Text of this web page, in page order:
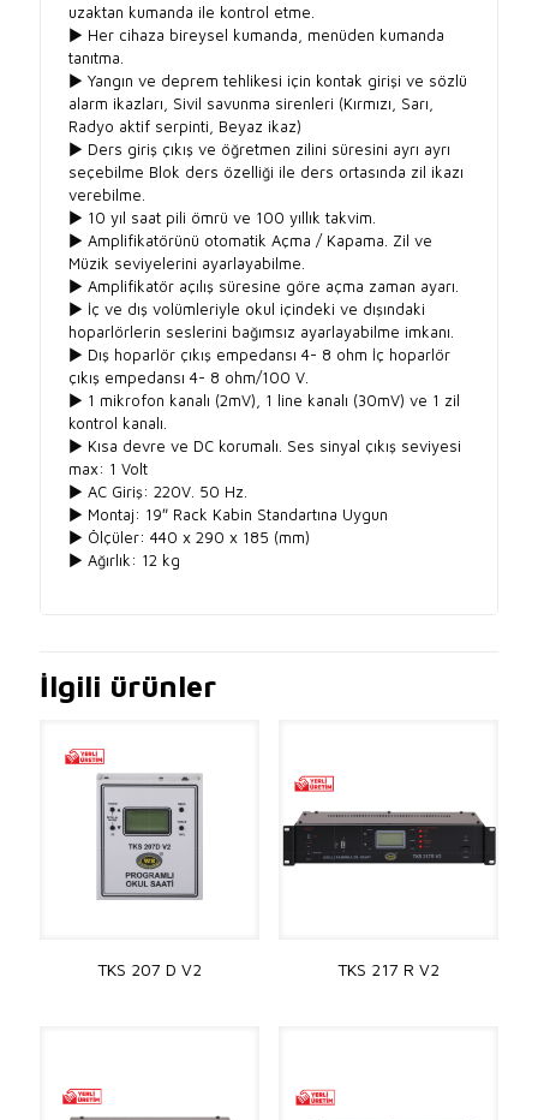
uzaktan kumanda ile kontrol etme.
► Her cihaza bireysel kumanda, menüden kumanda
tanıtma.
► Yangın ve deprem tehlikesi için kontak girişi ve sözlü
alarm ikazları, Sivil savunma sirenleri (Kırmızı, Sarı,
Radyo aktif serpinti, Beyaz ikaz)
► Ders giriş çıkış ve öğretmen zilini süresini ayrı ayrı
seçebilme Blok ders özelliği ile ders ortasında zil ikazı
verebilme.
► 10 yıl saat pili ömrü ve 100 yıllık takvim.
► Amplifikatörünü otomatik Açma / Kapama. Zil ve
Müzik seviyelerini ayarlayabilme.
► Amplifikatör açılış süresine göre açma zaman ayarı.
► İç ve dış volümleriyle okul içindeki ve dışındaki
hoparlörlerin seslerini bağımsız ayarlayabilme imkanı.
► Dış hoparlör çıkış empedansı 4- 8 ohm İç hoparlör
çıkış empedansı 4- 8 ohm/100 V.
► 1 mikrofon kanalı (2mV), 1 line kanalı (30mV) ve 1 zil
kontrol kanalı.
► Kısa devre ve DC korumalı. Ses sinyal çıkış seviyesi
max: 1 Volt
► AC Giriş: 220V. 50 Hz.
► Montaj: 19″ Rack Kabin Standartına Uygun
► Ölçüler: 440 x 290 x 185 (mm)
► Ağırlık: 12 kg
İlgili ürünler
TKS 207 D V2 TKS 217 R V2